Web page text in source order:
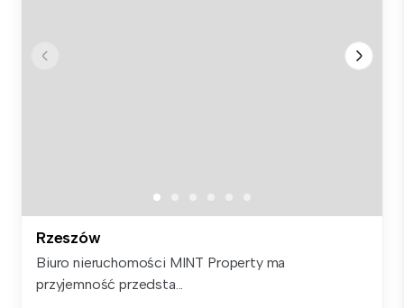
Rzeszów
Biuro nieruchomości MINT Property ma
przyjemność przedsta...